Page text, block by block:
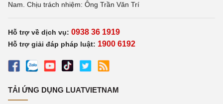
Nam. Chịu trách nhiệm: Ông Trần Văn Trí
Hỗ trợ về dịch vụ: 0938 36 1919
Hỗ trợ giải đáp pháp luật: 1900 6192
TẢI ỨNG DỤNG LUATVIETNAM